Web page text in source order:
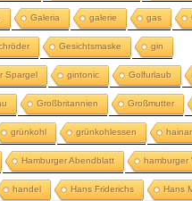
Galeria galerie gas
Gesichtsmaske gin
Spargel gintonic Golfurlaub
Großbritannien Großmutter
grünkohl grünkohlessen
Hamburger Abendblatt hamburger
handel Hans Friderichs Hans